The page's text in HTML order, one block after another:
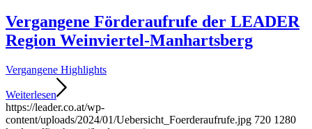
Vergangene Förderaufrufe der LEADER
Region Weinviertel-Manhartsberg
Vergangene Highlights
Weiterlesen
https://leader.co.at/wp-
content/uploads/2024/01/Uebersicht_Foerderaufrufe.jpg 720 1280